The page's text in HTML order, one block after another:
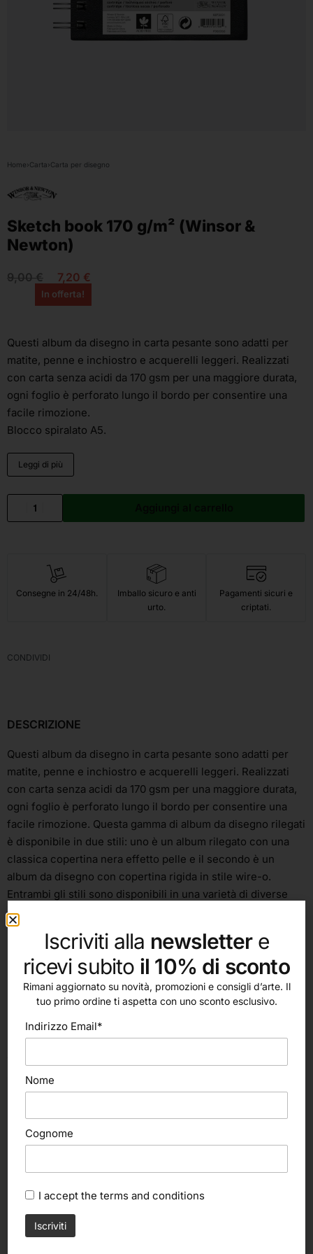
Home›Carta›Carta per disegno
Sketch book 170 g/m² (Winsor &
Newton)
9,00€ 7,20 €
In offerta!
Questi album da disegno in carta pesante sono adatti per
matite, penne e inchiostro e acquerelli leggeri. Realizzati
con carta senza acidi da 170 gsm per una maggiore durata,
ogni foglio è perforato lungo il bordo per consentire una
facile rimozione.
Blocco spiralato A5.
Leggi di più
Consegne in 24/48h.
Imballo sicuro e anti
urto.
Pagamenti sicuri e
criptati.
CONDIVIDI
DESCRIZIONE
Questi album da disegno in carta pesante sono adatti per
matite, penne e inchiostro e acquerelli leggeri. Realizzati
con carta senza acidi da 170 gsm per una maggiore durata,
ogni foglio è perforato lungo il bordo per consentire una
facile rimozione. Questa gamma di album da disegno rilegati
è disponibile in due stili: uno è un album rilegato con una
classica copertina nera effetto pelle e il secondo è un
album da disegno con copertina rigida in stile wire-o.
Entrambi gli stili sono disponibili in una varietà di diverse
dimensioni.
Iscriviti alla newslettere
ricevi subito il 10% di sconto
Rimani aggiornato su novità, promozioni e consigli d’arte. Il
tuo primo ordine ti aspetta con uno sconto esclusivo.
Indirizzo Email*
Nome
Cognome
I accept the terms and conditions